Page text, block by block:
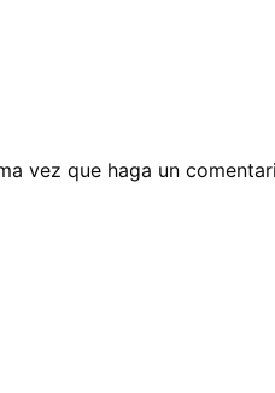
vez que haga un